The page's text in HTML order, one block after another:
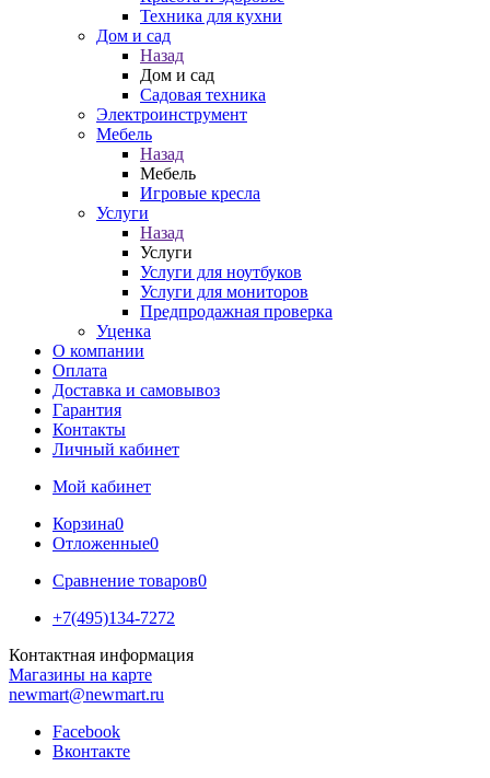
Техника для кухни
Дом и сад
Назад
Дом и сад
Садовая техника
Электроинструмент
Мебель
Назад
Мебель
Игровые кресла
Услуги
Назад
Услуги
Услуги для ноутбуков
Услуги для мониторов
Предпродажная проверка
Уценка
О компании
Оплата
Доставка и самовывоз
Гарантия
Контакты
Личный кабинет
Мой кабинет
Корзина0
Отложенные0
Сравнение товаров0
+7(495)134-7272
Контактная информация
Магазины на карте
newmart@newmart.ru
Facebook
Вконтакте